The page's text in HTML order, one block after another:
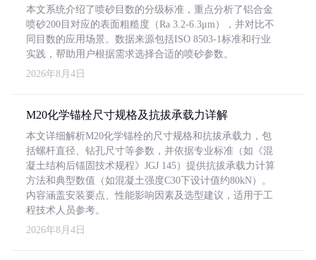
本文系统介绍了喷砂目数的分级标准，重点分析了铝合金
喷砂200目对应的表面粗糙度（Ra 3.2-6.3μm），并对比不
同目数的应用场景。数据来源包括ISO 8503-1标准和行业
实践，帮助用户根据需求选择合适的喷砂参数。
2026年8月4日
M20化学锚栓尺寸规格及抗拔承载力详解
本文详细解析M20化学锚栓的尺寸规格和抗拔承载力，包
括螺杆直径、钻孔尺寸等参数，并依据专业标准（如《混
凝土结构后锚固技术规程》JGJ 145）提供抗拔承载力计算
方法和典型数值（如混凝土强度C30下设计值约80kN）。
内容涵盖安装要点、性能影响因素及选型建议，适用于工
程技术人员参考。
2026年8月4日